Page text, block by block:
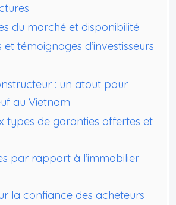
du marché et disponibilité
et témoignages d’investisseurs
: un atout pour
au Vietnam
types de garanties offertes et
par rapport à l’immobilier
la confiance des acheteurs